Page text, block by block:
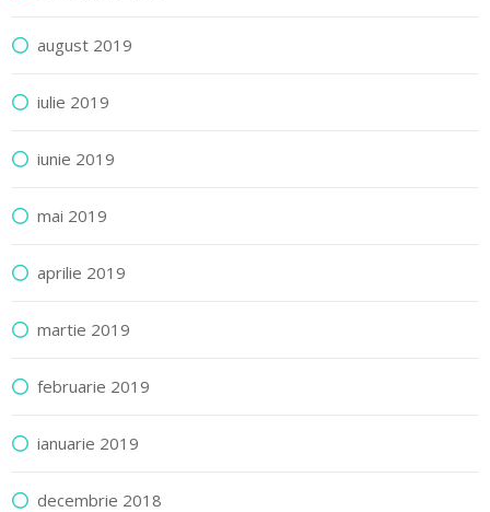
august 2019
iulie 2019
iunie 2019
mai 2019
aprilie 2019
martie 2019
februarie 2019
ianuarie 2019
decembrie 2018